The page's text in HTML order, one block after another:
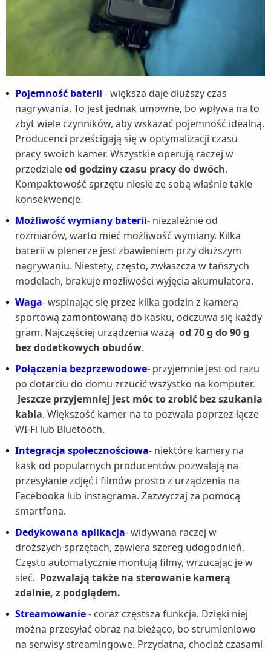
Pojemność baterii - większa daje dłuższy czas
nagrywania. To jest jednak umowne, bo wpływa na to
zbyt wiele czynników, aby wskazać pojemność idealną.
Producenci prześcigają się w optymalizacji czasu
pracy swoich kamer. Wszystkie operują raczej w
przedzialeod godziny czasu pracy do dwóch.
Kompaktowość sprzętu niesie ze sobą właśnie takie
konsekwencje.
Możliwość wymiany baterii- niezależnie od
rozmiarów, warto mieć możliwość wymiany. Kilka
baterii w plenerze jest zbawieniem przy dłuższym
nagrywaniu. Niestety, często, zwłaszcza w tańszych
modelach, brakuje możliwości wyjęcia akumulatora.
Waga- wspinając się przez kilka godzin z kamerą
sportową zamontowaną do kasku, odczuwa się każdy
gram. Najczęściej urządzenia ważą od 70 g do 90 g
bez dodatkowych obudów.
Połączenia bezprzewodowe- przyjemnie jest od razu
po dotarciu do domu zrzucić wszystko na komputer.
Jeszcze przyjemniej jest móc to zrobić bez szukania
kabla. Większość kamer na to pozwala poprzez łącze
WI-Fi lub Bluetooth.
Integracja społecznościowa- niektóre kamery na
kask od popularnych producentów pozwalają na
przesyłanie zdjęć i filmów prosto z urządzenia na
Facebooka lub instagrama. Zazwyczaj za pomocą
smartfona.
Dedykowana aplikacja- widywana raczej w
droższych sprzętach, zawiera szereg udogodnień.
Często automatycznie montują filmy, wrzucając je w
sieć. Pozwalają także na sterowanie kamerą
zdalnie, z podglądem.
Streamowanie- coraz częstsza funkcja. Dzięki niej
można przesyłać obraz na bieżąco, bo strumieniowo
na serwisy streamingowe. Przydatna, chociaż czasami